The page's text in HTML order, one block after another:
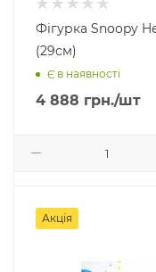
Фігурка Snoopy
(29см)
Є в наявності
4 888 грн./шт
Акція